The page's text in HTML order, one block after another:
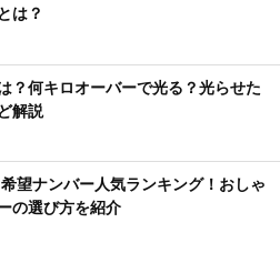
は？
？何キロオーバーで光る？光らせた
解説
希望ナンバー人気ランキング！おしゃ
の選び方を紹介